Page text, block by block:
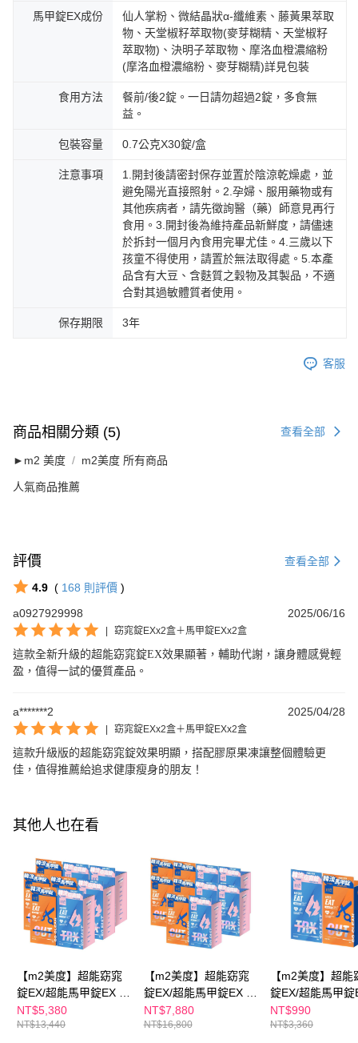
馬甲錠EX成份
仙人掌粉、微結晶狀α-纖維素、藤黃果萃取
物、天堂椒籽萃取物(麥芽糊精、天堂椒籽
萃取物)、決明子萃取物、摩洛血橙濃縮粉
(摩洛血橙濃縮粉、麥芽糊精)詳見包裝
食用方法
餐前/後2錠。一日請勿超過2錠，多食無
益。
包裝容量 0.7公克X30錠/盒
注意事項
1.開封後請密封保存並置於陰涼乾燥處，並
避免陽光直接照射。2.孕婦、服用藥物或有
其他疾病者，請先徵詢醫（藥）師意見再行
食用。3.開封後為維持產品新鮮度，請儘速
於拆封一個月內食用完畢尤佳。4.三歲以下
孩童不得使用，請置於無法取得處。5.本產
品含有大豆、含麩質之穀物及其製品，不適
合對其過敏體質者使用。
保存期限 3年
客服
商品相關分類 (5) 查看全部
►m2 美度 m2美度 所有商品
人氣商品推薦
評價 查看全部
4.9 ( 168 則評價 )
a0927929998
2025/06/16
窈窕錠EXx2盒＋馬甲錠EXx2盒
這款全新升級的超能窈窕錠EX效果顯著，輔助代謝，讓身體感覺輕
盈，值得一試的優質產品。
a*******2 2025/04/28
窈窕錠EXx2盒＋馬甲錠EXx2盒
這款升級版的超能窈窕錠效果明顯，搭配膠原果凍讓整個體驗更
佳，值得推薦給追求健康瘦身的朋友！
其他人也在看
【m2美度】超能窈窕
錠EX/超能馬甲錠EX 升
級版 買4送4組(30錠/
任選8盒)
NT$5,380
NT$13,440
【m2美度】超能窈窕
錠EX/超能馬甲錠EX 升
級版(30錠/任選10盒)
NT$7,880
NT$16,800
【m2美度】超能
錠EX/超能馬甲錠
1送1組(30錠/任
NT$990
NT$3,360